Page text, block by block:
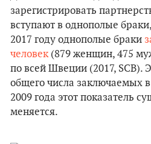
зарегистрировать
вступают в однополые
2017 году однополые браки
человек(879 женщин, 475
по всей Швеции (2017, SCB).
общего числа заключаемых в
2009 года этот показатель
меняется.